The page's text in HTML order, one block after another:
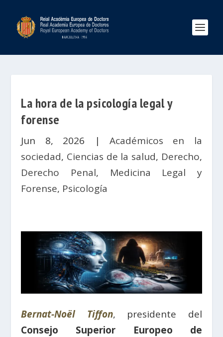
La hora de la psicología legal y
forense
Jun 8, 2026 | Académicos en la
sociedad, Ciencias de la salud, Derecho,
Derecho Penal, Medicina Legal y
Forense, Psicología
Bernat-Noël Tiffon,
presidente del
Consejo Superior Europeo de